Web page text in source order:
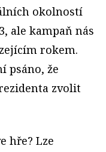
okolností
ale kampaň nás
rokem.
psáno, že
zvolit
hře? Lze